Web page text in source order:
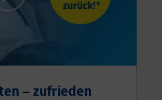
– zufrieden